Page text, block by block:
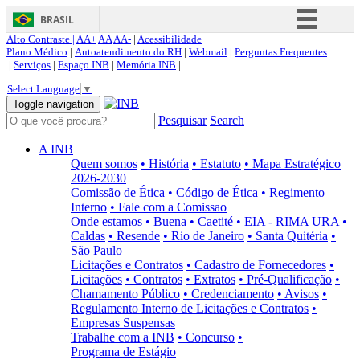
BRASIL
Simplifique!
Acesso à informação
Canais
Alto Contraste | AA+AAAA- | Acessibilidade
Plano Médico | Autoatendimento do RH | Webmail | Perguntas Frequentes
| Serviços | Espaço INB | Memória INB |
Select Language ▼
Toggle navigation
Pesquisar Search
A INB
Quem somos • História • Estatuto • Mapa Estratégico
2026-2030
Comissão de Ética • Código de Ética • Regimento
Interno • Fale com a Comissao
Onde estamos • Buena • Caetité • EIA - RIMA URA •
Caldas • Resende • Rio de Janeiro • Santa Quitéria •
São Paulo
Licitações e Contratos • Cadastro de Fornecedores •
Licitações • Contratos • Extratos • Pré-Qualificação •
Chamamento Público • Credenciamento • Avisos •
Regulamento Interno de Licitações e Contratos •
Empresas Suspensas
Trabalhe com a INB • Concurso •
Programa de Estágio